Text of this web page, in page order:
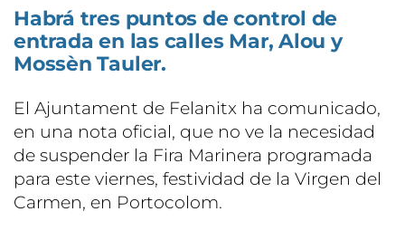
Habrá tres puntos de control de
entrada en las calles Mar, Alou y
Mossèn Tauler.
El Ajuntament de Felanitx ha comunicado,
en una nota oficial, que no ve la necesidad
de suspender la Fira Marinera programada
para este viernes, festividad de la Virgen del
Carmen, en Portocolom.